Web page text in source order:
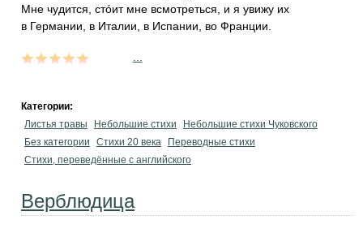
Мне чудится, стóит мне всмотреться, и я увижу их
в Германии, в Италии, в Испании, во Франции.
Категории:
Листья травы
Небольшие стихи
Небольшие стихи Чуковского
Без категории
Стихи 20 века
Переводные стихи
Стихи, переведённые с английского
Верблюдица